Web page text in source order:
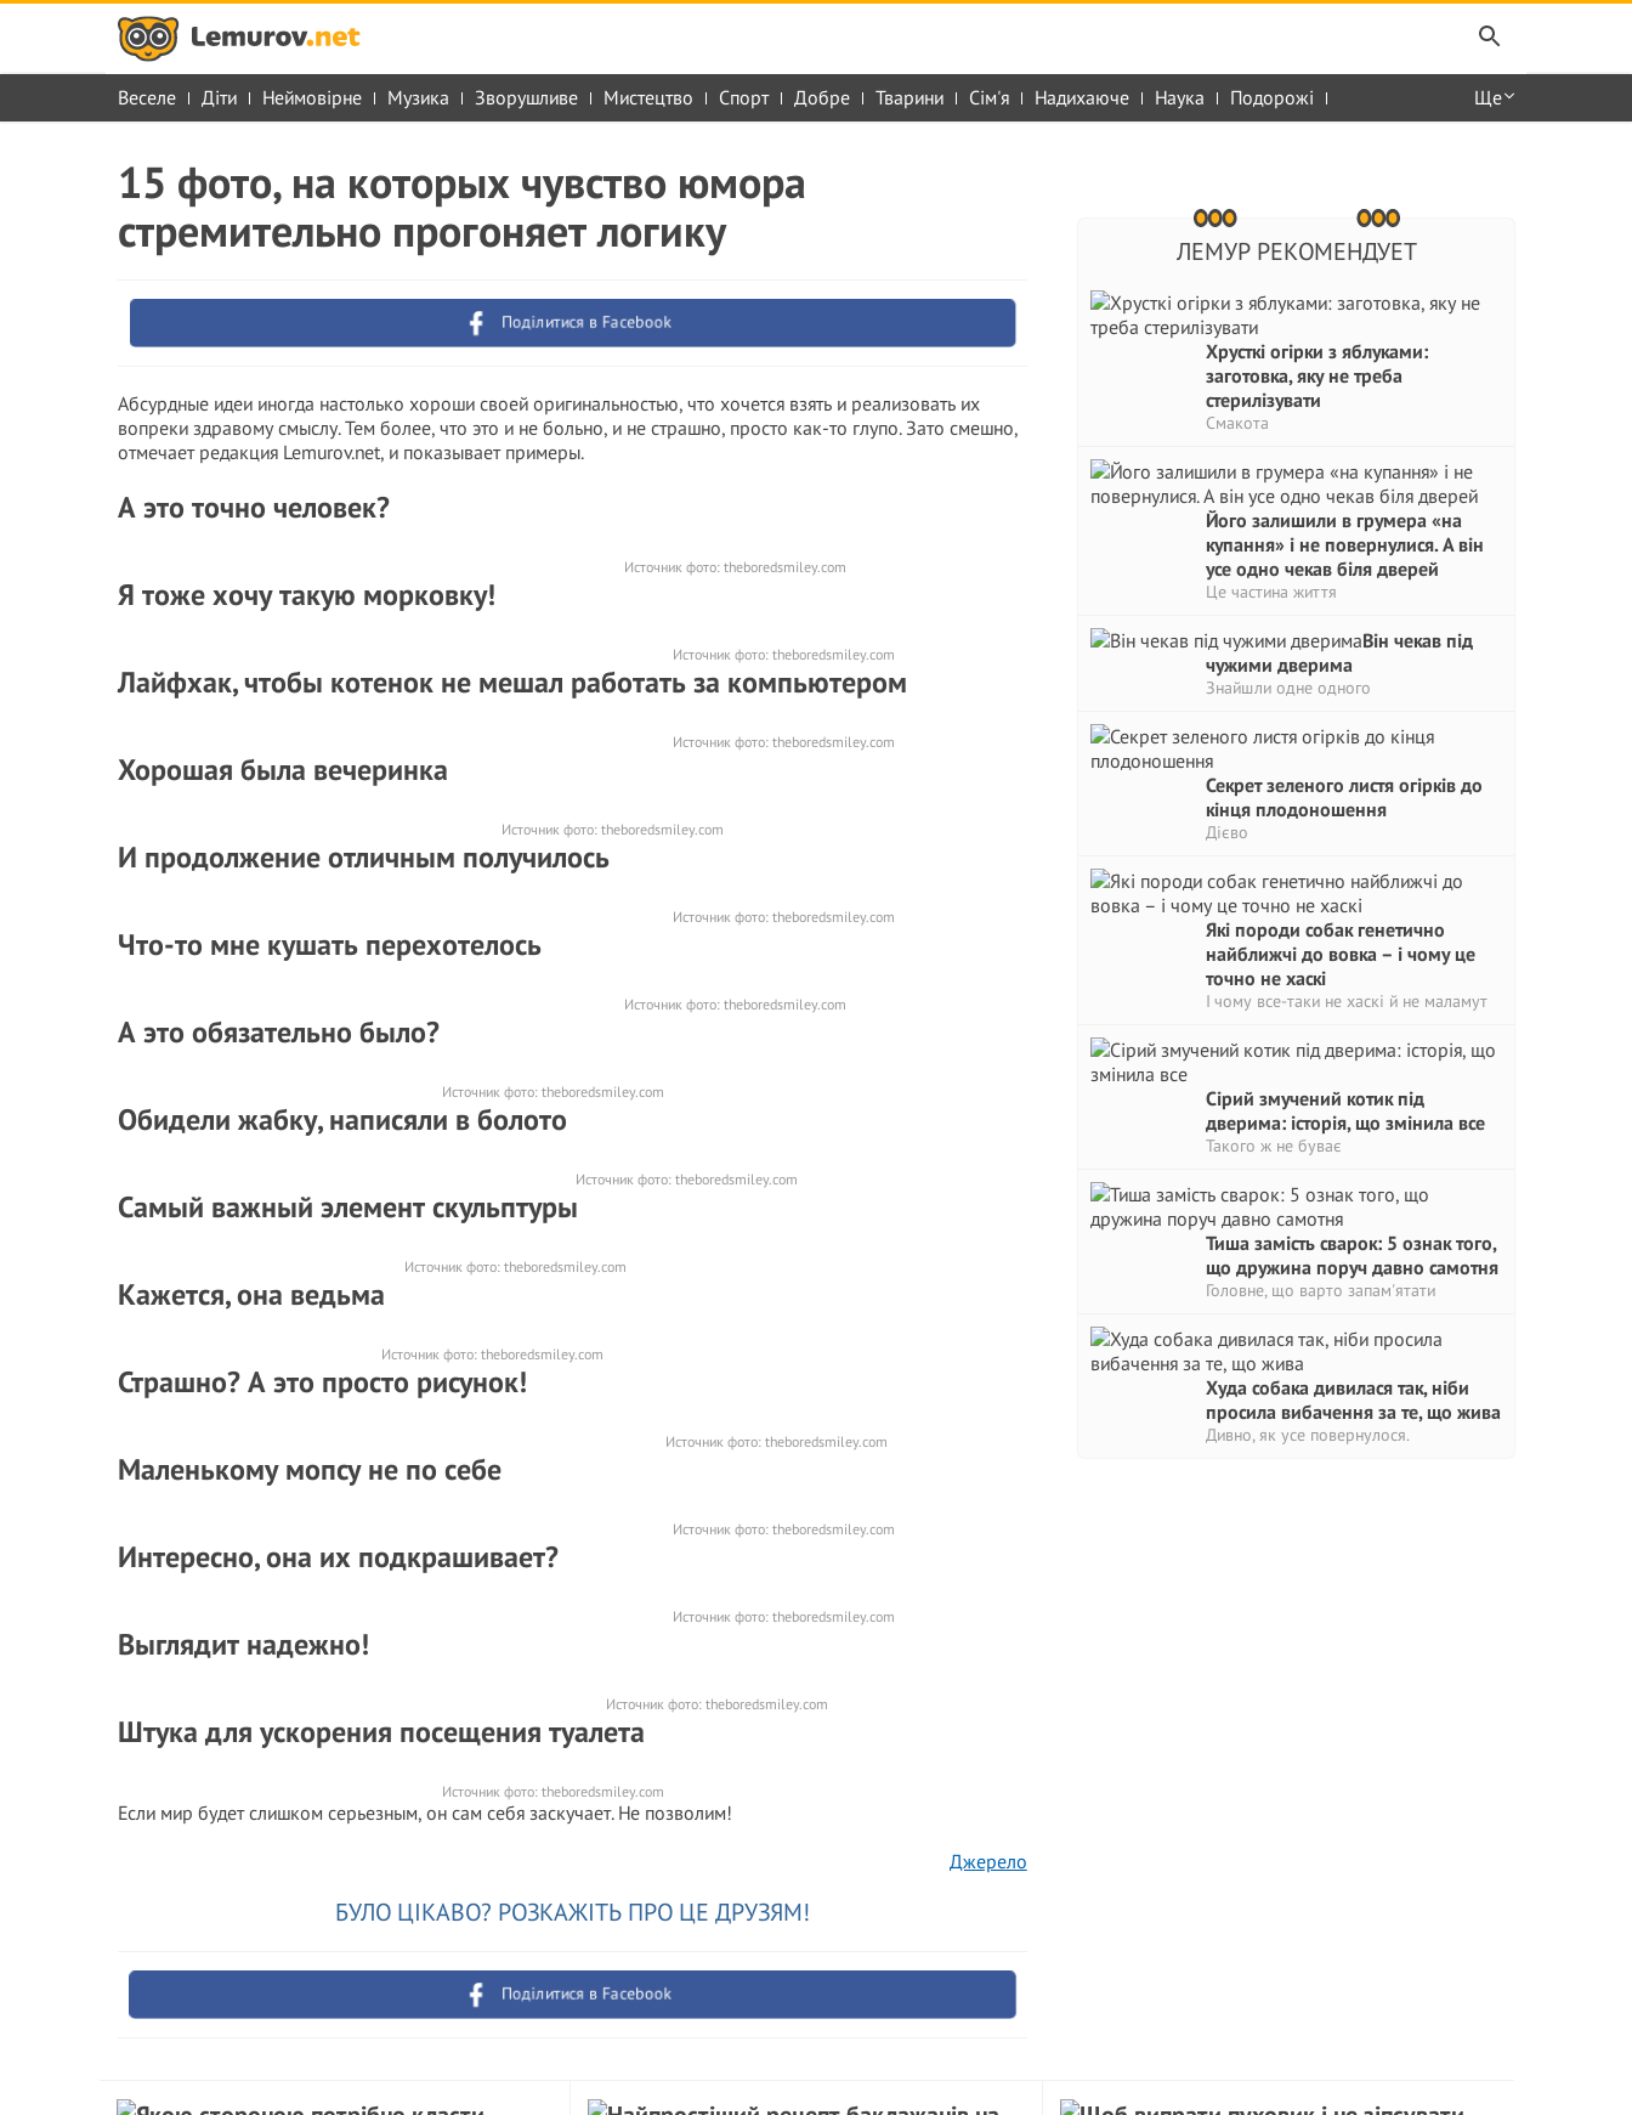
Веселе Діти Неймовірне Музика Зворушливе Мистецтво Спорт Добре Тварини Сім'я Надихаюче Наука Подорожі Ще
ЛЕМУР РЕКОМЕНДУЕТ
Хрусткі огірки з яблуками:
заготовка, яку не треба
стерилізувати
Смакота
Його залишили в грумера «на
купання» і не повернулися. А він
усе одно чекав біля дверей
Це частина життя
Він чекав під
чужими дверима
Знайшли одне одного
Секрет зеленого листя огірків до
кінця плодоношення
Дієво
Які породи собак генетично
найближчі до вовка – і чому це
точно не хаскі
І чому все-таки не хаскі й не маламут
Сірий змучений котик під
дверима: історія, що змінила все
Такого ж не буває
Тиша замість сварок: 5 ознак того,
що дружина поруч давно самотня
Головне, що варто запам'ятати
Худа собака дивилася так, ніби
просила вибачення за те, що жива
Дивно, як усе повернулося.
15 фото, на которых чувство юмора
стремительно прогоняет логику
Поділитися в Facebook
Абсурдные идеи иногда настолько хороши своей оригинальностью, что хочется взять и реализовать их
вопреки здравому смыслу. Тем более, что это и не больно, и не страшно, просто как-то глупо. Зато смешно,
отмечает редакция Lemurov.net, и показывает примеры.
А это точно человек?
Источник фото: theboredsmiley.com
Я тоже хочу такую морковку!
Источник фото: theboredsmiley.com
Лайфхак, чтобы котенок не мешал работать за компьютером
Источник фото: theboredsmiley.com
Хорошая была вечеринка
Источник фото: theboredsmiley.com
И продолжение отличным получилось
Источник фото: theboredsmiley.com
Что-то мне кушать перехотелось
Источник фото: theboredsmiley.com
А это обязательно было?
Источник фото: theboredsmiley.com
Обидели жабку, написяли в болото
Источник фото: theboredsmiley.com
Самый важный элемент скульптуры
Источник фото: theboredsmiley.com
Кажется, она ведьма
Источник фото: theboredsmiley.com
Страшно? А это просто рисунок!
Источник фото: theboredsmiley.com
Маленькому мопсу не по себе
Источник фото: theboredsmiley.com
Интересно, она их подкрашивает?
Источник фото: theboredsmiley.com
Выглядит надежно!
Источник фото: theboredsmiley.com
Штука для ускорения посещения туалета
Источник фото: theboredsmiley.com
Если мир будет слишком серьезным, он сам себя заскучает. Не позволим!
Джерело
БУЛО ЦІКАВО? РОЗКАЖІТЬ ПРО ЦЕ ДРУЗЯМ!
Поділитися в Facebook